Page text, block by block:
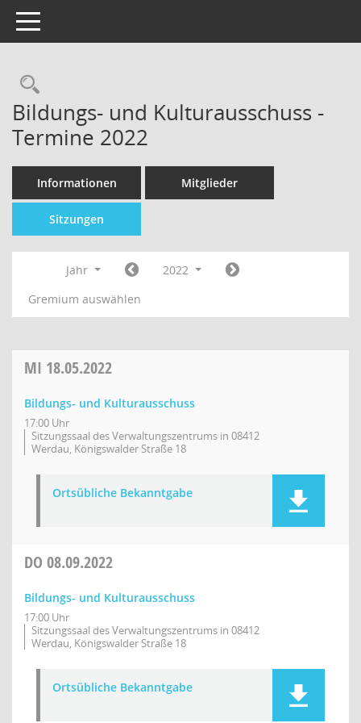
Toggle navigation
Bildungs- und Kulturausschuss -
Termine 2022
Informationen Mitglieder
Sitzungen
Jahr
2022
Gremium auswählen
MI 18.05.2022
Bildungs- und Kulturausschuss
17:00 Uhr
Sitzungssaal des Verwaltungszentrums in 08412
Werdau, Königswalder Straße 18
Ortsübliche Bekanntgabe
DO 08.09.2022
Bildungs- und Kulturausschuss
17:00 Uhr
Sitzungssaal des Verwaltungszentrums in 08412
Werdau, Königswalder Straße 18
Ortsübliche Bekanntgabe